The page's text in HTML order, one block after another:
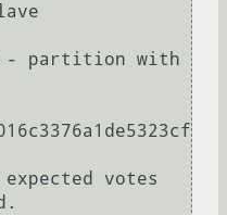
- partition with
votes